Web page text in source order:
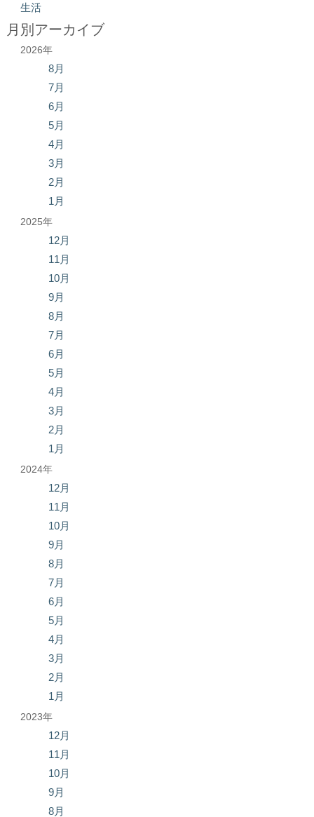
生活
月別アーカイブ
2026年
8月
7月
6月
5月
4月
3月
2月
1月
2025年
12月
11月
10月
9月
8月
7月
6月
5月
4月
3月
2月
1月
2024年
12月
11月
10月
9月
8月
7月
6月
5月
4月
3月
2月
1月
2023年
12月
11月
10月
9月
8月